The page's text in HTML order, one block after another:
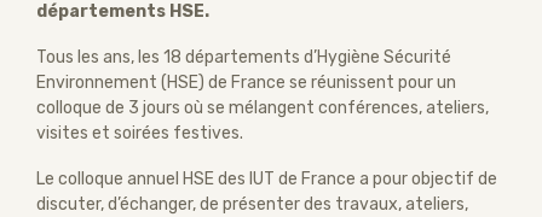
départements HSE.
Tous les ans, les 18 départements d’Hygiène Sécurité
Environnement (HSE) de France se réunissent pour un
colloque de 3 jours où se mélangent conférences, ateliers,
visites et soirées festives.
Le colloque annuel HSE des IUT de France a pour objectif de
discuter, d’échanger, de présenter des travaux, ateliers,